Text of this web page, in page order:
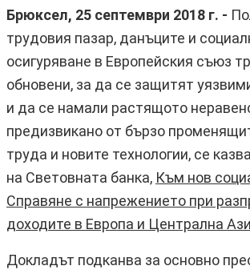
Брюксел, 25 септември 2018 г. -
трудовия пазар, данъците и
осигуряване в Европейския съюз
обновени, за да се защитят
и да се намали растящото
предизвикано от бързо
труда и новите технологии, се
на Световната банка, Към нов
Справяне с напрежението при
доходите в Европа и Централна
Докладът подканва за основно